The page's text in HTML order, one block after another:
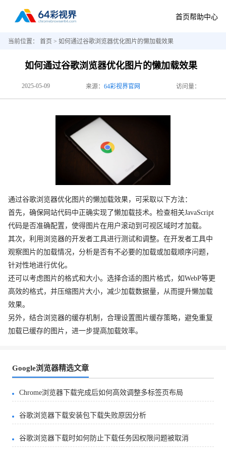
首页帮助中心
当前位置： 首页 > 如何通过谷歌浏览器优化图片的懒加载效果
如何通过谷歌浏览器优化图片的懒加载效果
2025-05-09 来源： 64彩视界官网 访问量：
通过谷歌浏览器优化图片的懒加载效果，可采取以下方法：
首先，确保网站代码中正确实现了懒加载技术。检查相关JavaScript
代码是否准确配置，使得图片在用户滚动到可视区域时才加载。
其次，利用浏览器的开发者工具进行测试和调整。在开发者工具中
观察图片的加载情况，分析是否有不必要的加载或加载顺序问题，
针对性地进行优化。
还可以考虑图片的格式和大小。选择合适的图片格式，如WebP等更
高效的格式，并压缩图片大小，减少加载数据量，从而提升懒加载
效果。
另外，结合浏览器的缓存机制，合理设置图片缓存策略，避免重复
加载已缓存的图片，进一步提高加载效率。
Google浏览器精选文章
Chrome浏览器下载完成后如何高效调整多标签页布局
谷歌浏览器下载安装包下载失败原因分析
谷歌浏览器下载时如何防止下载任务因权限问题被取消